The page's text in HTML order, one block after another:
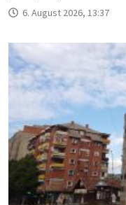
6. August 2026, 13:37